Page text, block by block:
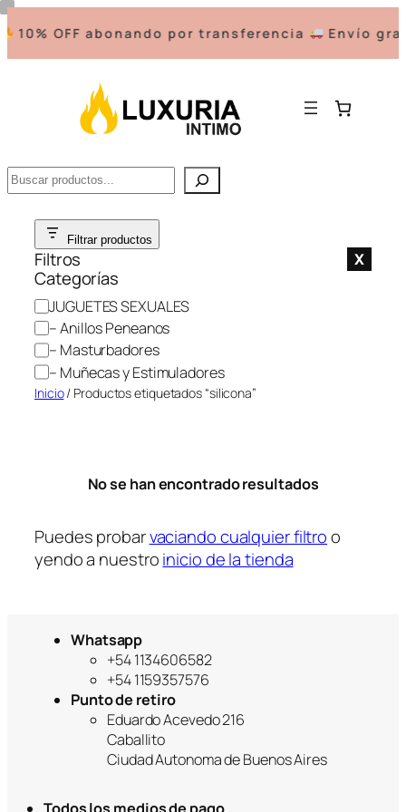
10% OFF abonando por transferencia Envío
Buscar
Saltar
contenido
Filtrar productos
Filtros X
Categorías
C
a
t
e
g
o
JUGUETES SEXUALES
– Anillos Peneanos
– Masturbadores
– Muñecas y Estimuladores
Inicio/ Productos etiquetados “silicona”
No se han encontrado resultados
Puedes probarvaciando cualquier filtroo
yendo a nuestroinicio de la tienda
Whatsapp
+54 1134606582
+54 1159357576
Punto de retiro
Eduardo Acevedo 216
Caballito
Ciudad Autonoma de Buenos Aires